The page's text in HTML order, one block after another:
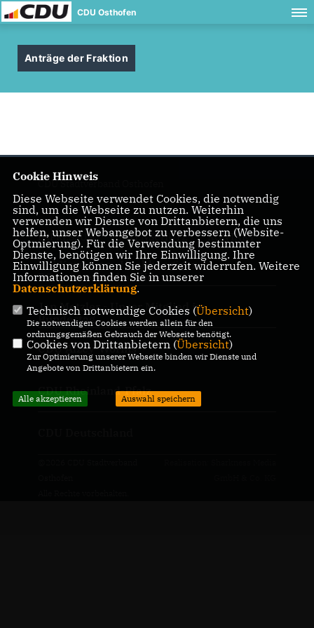
CDU Osthofen
Anträge der Fraktion
CDU Stadtverband Osthofen
IMPRESSUM DATENSCHUTZ KONTAKT
Kai Kronauer - Unabhängiger
Bürgermeisterkandidat
Jan Metzler - Unser Mitglied im
Bundestag
CDU Alzey-Worms
CDU Rheinland-Pfalz
Cookie Hinweis
Diese Webseite verwendet Cookies, die notwendig
sind, um die Webseite zu nutzen. Weiterhin
verwenden wir Dienste von Drittanbietern, die uns
helfen, unser Webangebot zu verbessern (Website-
Optmierung). Für die Verwendung bestimmter
Dienste, benötigen wir Ihre Einwilligung. Ihre
Einwilligung können Sie jederzeit widerrufen. Weitere
Informationen finden Sie in unserer
Datenschutzerklärung.
Technisch notwendige Cookies (Übersicht)
Die notwendigen Cookies werden allein für den
ordnungsgemäßen Gebrauch der Webseite benötigt.
Cookies von Drittanbietern (Übersicht)
Zur Optimierung unserer Webseite binden wir Dienste und
Angebote von Drittanbietern ein.
Alle akzeptieren Auswahl speichern